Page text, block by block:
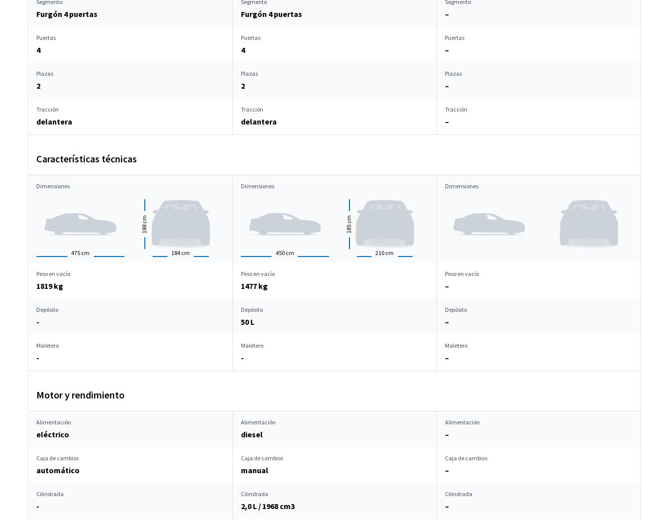
Segmento
Furgón 4 puertas
Segmento
Furgón 4 puertas
Segmento
–
Puertas
4
Puertas
4
Puertas
–
Plazas
2
Plazas
2
Plazas
–
Tracción
delantera
Tracción
delantera
Tracción
–
Características técnicas
Dimensiones
475 cm 184 cm
188
cm
Dimensiones
450 cm 210 cm
185
cm
Dimensiones
Peso en vacío
1819 kg
Peso en vacío
1477 kg
Peso en vacío
–
Depósito
-
Depósito
50 L
Depósito
–
Maletero
-
Maletero
-
Maletero
–
Motor y rendimiento
Alimentación
eléctrico
Alimentación
diesel
Alimentación
–
Caja de cambios
automático
Caja de cambios
manual
Caja de cambios
–
Cilindrada
-
Cilindrada
2,0 L / 1968 cm3
Cilindrada
–